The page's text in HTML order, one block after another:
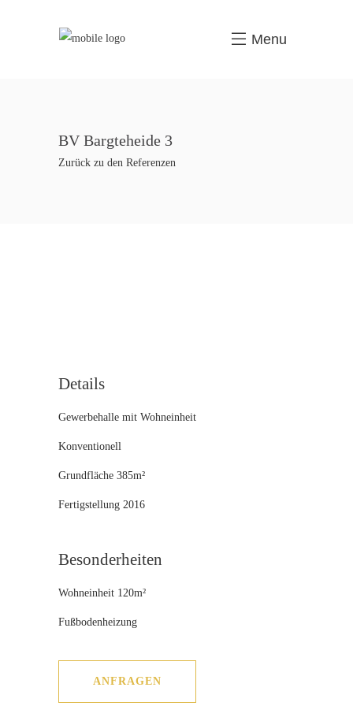
Menu
BV Bargteheide 3
Zurück zu den Referenzen
Details
Gewerbehalle mit Wohneinheit
Konventionell
Grundfläche 385m²
Fertigstellung 2016
Besonderheiten
Wohneinheit 120m²
Fußbodenheizung
ANFRAGEN